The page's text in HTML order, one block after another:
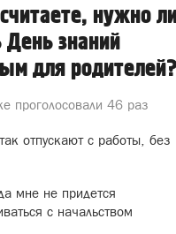
нужно
День знаний
для родителей?
проголосовали 46 раз
отпускают с работы, без
мне не придется
с начальством